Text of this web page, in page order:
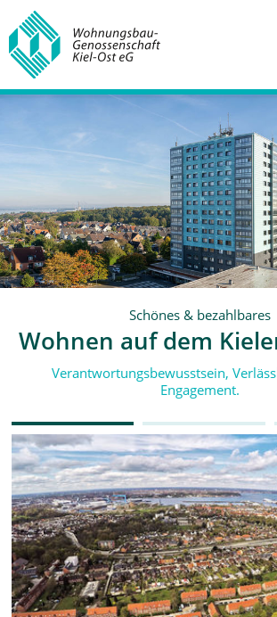
Schönes & bezahlbares
Wohnen auf dem
Verantwortungsbewusstsein,
Engagement.